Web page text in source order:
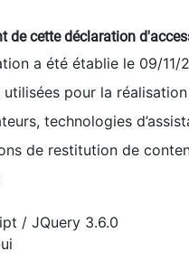
de cette déclaration
a été établie le 09/
utilisées pour la
technologies
de restitution de
/ JQuery 3.6.0